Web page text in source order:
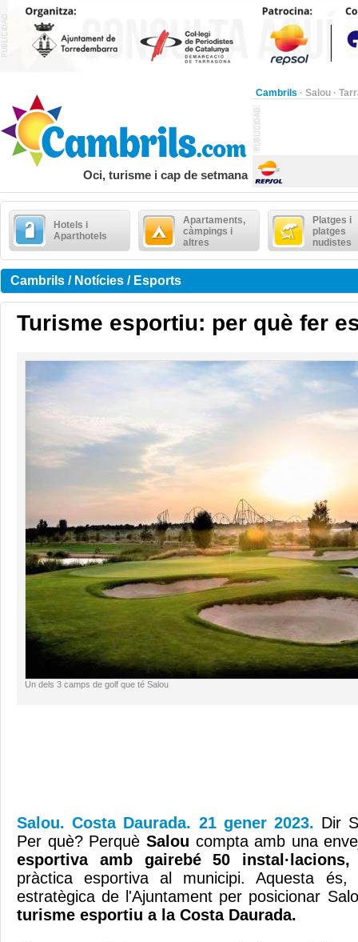
Cambrils · Salou ·
Oci, turisme i cap de setmana
Hotels i
Aparthotels
Apartaments,
càmpings i
altres
Platges i
platges
nudistes
Cambrils / Notícies / Esports
Turisme esportiu: per què fer
Un dels 3 camps de golf que té Salou
Salou. Costa Daurada. 21 gener 2023. Dir
Per què? Perquè Salou compta amb una
esportiva amb gairebé 50
pràctica esportiva al municipi. Aquesta
estratègica de l'Ajuntament per posicionar
turisme esportiu a la Costa Daurada.